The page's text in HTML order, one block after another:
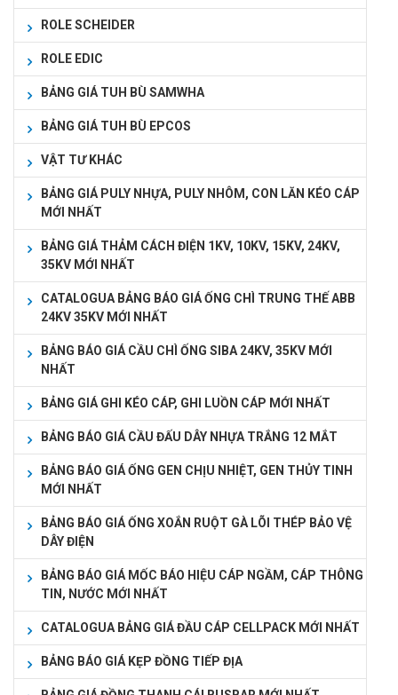
ROLE SCHEIDER
ROLE EDIC
BẢNG GIÁ TUH BÙ SAMWHA
BẢNG GIÁ TUH BÙ EPCOS
VẬT TƯ KHÁC
BẢNG GIÁ PULY NHỰA, PULY NHÔM, CON LĂN KÉO CÁP
MỚI NHẤT
BẢNG GIÁ THẢM CÁCH ĐIỆN 1KV, 10KV, 15KV, 24KV,
35KV MỚI NHẤT
CATALOGUA BẢNG BÁO GIÁ ỐNG CHÌ TRUNG THẾ ABB
24KV 35KV MỚI NHẤT
BẢNG BÁO GIÁ CẦU CHÌ ỐNG SIBA 24KV, 35KV MỚI
NHẤT
BẢNG GIÁ GHI KÉO CÁP, GHI LUỒN CÁP MỚI NHẤT
BẢNG BÁO GIÁ CẦU ĐẤU DÂY NHỰA TRẮNG 12 MẮT
BẢNG BÁO GIÁ ỐNG GEN CHỊU NHIỆT, GEN THỦY TINH
MỚI NHẤT
BẢNG BÁO GIÁ ỐNG XOẮN RUỘT GÀ LÕI THÉP BẢO VỆ
DÂY ĐIỆN
BẢNG BÁO GIÁ MỐC BÁO HIỆU CÁP NGẦM, CÁP THÔNG
TIN, NƯỚC MỚI NHẤT
CATALOGUA BẢNG GIÁ ĐẦU CÁP CELLPACK MỚI NHẤT
BẢNG BÁO GIÁ KẸP ĐỒNG TIẾP ĐỊA